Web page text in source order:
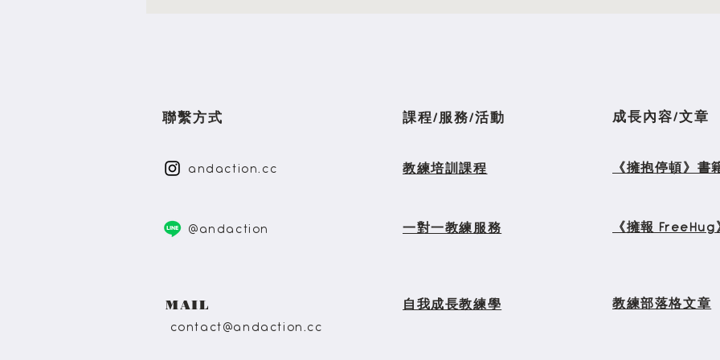
​聯繫方式
andaction.cc
@andaction
MAIL
contact@andaction.cc
課程/服務/活動
教練培訓課程
​一對一教練服務
​自我成長教練學
成長內容/文章
《擁抱停頓》書
《擁報
教練部落格文章